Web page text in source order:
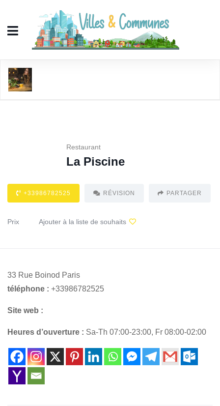
Restaurant
La Piscine
+33986782525 RÉVISION PARTAGER
Prix Ajouter à la liste de souhaits
33 Rue Boinod Paris
téléphone : +33986782525
Site web :
Heures d’ouverture : Sa-Th 07:00-23:00, Fr 08:00-02:00